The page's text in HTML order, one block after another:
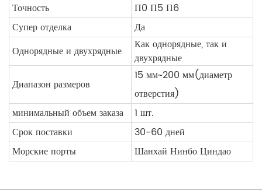
Точность
П0 П5 П6
Супер отделка
Да
Однорядные и двухрядные
Как однорядные, так и
двухрядные
Диапазон размеров
15 мм~200 мм(диаметр
отверстия)
минимальный объем заказа
1 шт.
Срок поставки
30-60 дней
Морские порты
Шанхай Нинбо Циндао